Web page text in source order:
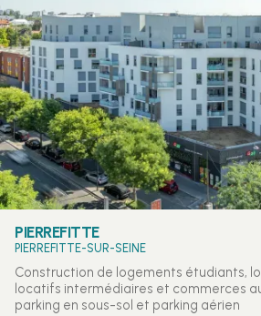
PIERREFITTE
PIERREFITTE-SUR-SEINE
Construction de logements étudiants,
locatifs intermédiaires et commerces
parking en sous-sol et parking aérien